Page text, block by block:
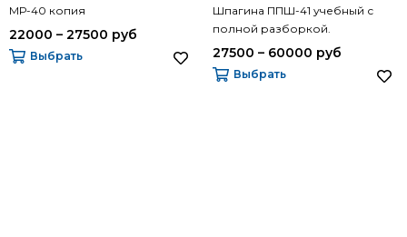
МР-40 копия
22000 – 27500 руб
Выбрать
Шпагина ППШ-41 учебный с
полной разборкой.
27500 – 60000 руб
Выбрать